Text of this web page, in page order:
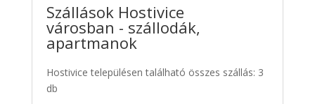
Szállások Hostivice
városban - szállodák,
apartmanok
Hostivice településen található összes szállás: 3
db